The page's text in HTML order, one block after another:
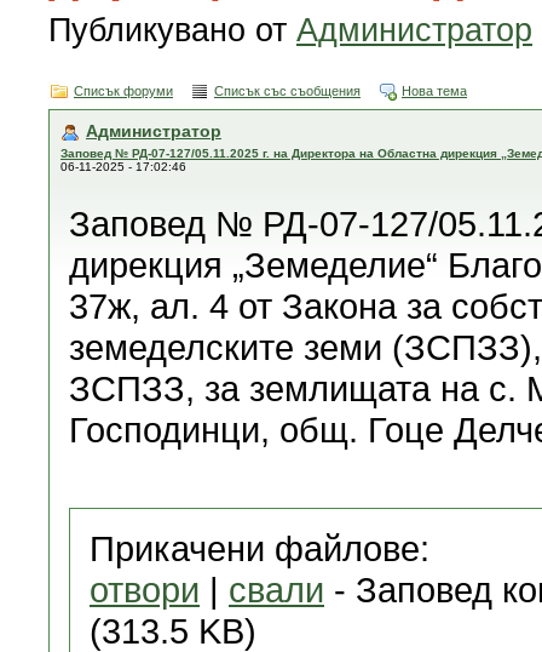
Публикувано от Администратор
Списък форуми Списък със съобщения Нова тема
Администратор
Заповед № РД-07-127/05.11.2025 г. на Директора на Областна дирекция
06-11-2025 - 17:02:46
Заповед № РД-07-127/
дирекция „Земеделие“
37ж, ал. 4 от Закона за
земеделските земи
ЗСПЗЗ, за землищата на с.
Господинци, общ. Гоце
Прикачени файлове:
отвори | свали - Заповед
(313.5 KB)